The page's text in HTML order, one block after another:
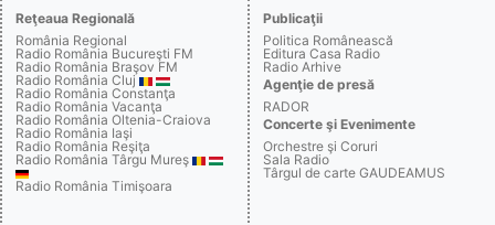
Reţeaua Regională
România Regional
Radio România Bucureşti FM
Radio România Braşov FM
Radio România Cluj
Radio România Constanţa
Radio România Vacanţa
Radio România Oltenia-Craiova
Radio România Iaşi
Radio România Reşiţa
Radio România Târgu Mureş
Radio România Timişoara
Publicaţii
Politica Românească
Editura Casa Radio
Radio Arhive
Agenţie de presă
RADOR
Concerte şi Evenimente
Orchestre şi Coruri
Sala Radio
Târgul de carte GAUDEAMUS